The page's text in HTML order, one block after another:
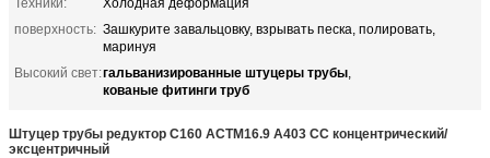
Техники:
Холодная деформация
поверхность: Зашкурите завальцовку, взрывать песка, полировать,
маринуя
Высокий свет:гальванизированные штуцеры трубы,
кованые фитинги труб
Штуцер трубы редуктор С160 АСТМ16.9 А403 СС концентрический/
эксцентричный